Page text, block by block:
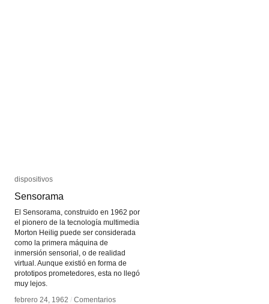
dispositivos
Sensorama
El Sensorama, construido en 1962 por
el pionero de la tecnología multimedia
Morton Heilig puede ser considerada
como la primera máquina de
inmersión sensorial, o de realidad
virtual. Aunque existió en forma de
prototipos prometedores, esta no llegó
muy lejos.
febrero 24, 1962 / Comentarios
dispositivos
Sensorama
febrero 24, 1962 / Comentarios